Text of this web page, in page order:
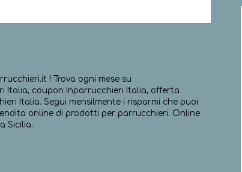
! Trova ogni mese su
Italia, coupon Inparrucchieri Italia, offerta
Italia. Segui mensilmente i risparmi che puoi
online di prodotti per parrucchieri. Online
Sicilia.